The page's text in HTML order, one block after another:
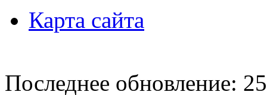
Карта сайта
Последнее обновление: